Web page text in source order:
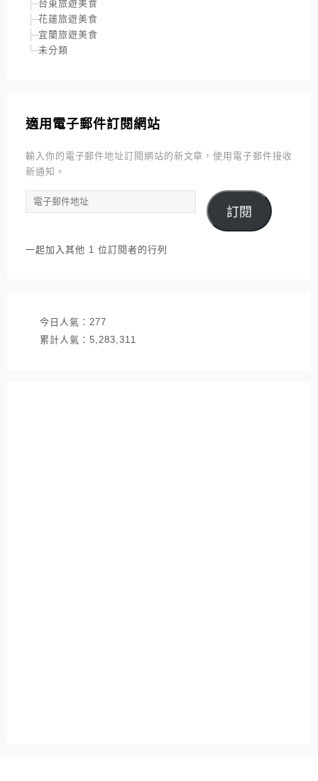
台東旅遊美食
花蓮旅遊美食
宜蘭旅遊美食
未分類
適用電子郵件訂閱網站
輸入你的電子郵件地址訂閱網站的新文章，使用電子郵件接收
新通知。
電
子
件
訂閱
一起加入其他 1 位訂閱者的行列
今日人氣： 277
累計人氣： 5,283,311